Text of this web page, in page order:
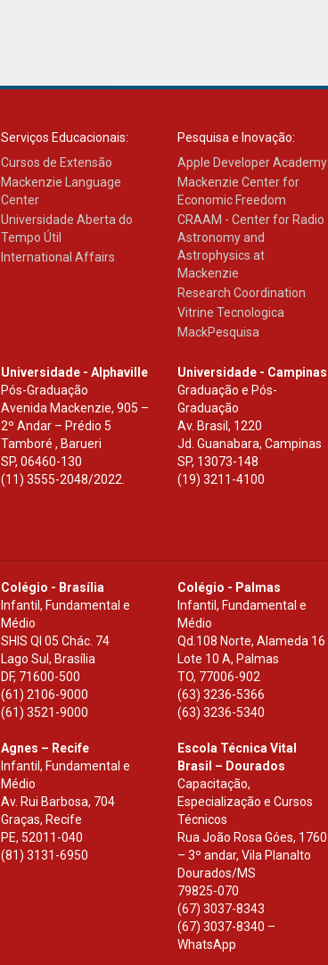
Serviços Educacionais:
Cursos de Extensão
Mackenzie Language
Center
Universidade Aberta do
Tempo Útil
International Affairs
Pesquisa e Inovação:
Apple Developer Academy
Mackenzie Center for
Economic Freedom
CRAAM - Center for Radio
Astronomy and
Astrophysics at
Mackenzie
Research Coordination
Vitrine Tecnologica
MackPesquisa
Universidade - Alphaville
Pós-Graduação
Avenida Mackenzie, 905 –
2º Andar – Prédio 5
Tamboré , Barueri
SP, 06460-130
(11) 3555-2048/2022.
Universidade - Campinas
Graduação e Pós-
Graduação
Av. Brasil, 1220
Jd. Guanabara, Campinas
SP, 13073-148
(19) 3211-4100
Colégio - Brasília
Infantil, Fundamental e
Médio
SHIS Ql 05 Chác. 74
Lago Sul, Brasília
DF, 71600-500
(61) 2106-9000
(61) 3521-9000
Colégio - Palmas
Infantil, Fundamental e
Médio
Qd.108 Norte, Alameda 16
Lote 10 A, Palmas
TO, 77006-902
(63) 3236-5366
(63) 3236-5340
Agnes – Recife
Infantil, Fundamental e
Médio
Av. Rui Barbosa, 704
Graças, Recife
PE, 52011-040
(81) 3131-6950
Escola Técnica Vital
Brasil – Dourados
Capacitação,
Especialização e Cursos
Técnicos
Rua João Rosa Góes, 1760
– 3º andar, Vila Planalto
Dourados/MS
79825-070
(67) 3037-8343
(67) 3037-8340 –
WhatsApp